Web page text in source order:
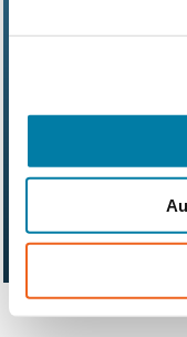
Suivez-nous